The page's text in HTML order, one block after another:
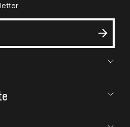
S'inscrire
à